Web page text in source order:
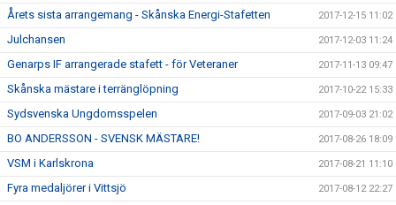
Årets sista arrangemang - Skånska Energi-Stafetten 2017-12-15 11:02
Julchansen 2017-12-03 11:24
Genarps IF arrangerade stafett - för Veteraner 2017-11-13 09:47
Skånska mästare i terränglöpning 2017-10-22 15:33
Sydsvenska Ungdomsspelen 2017-09-03 21:02
BO ANDERSSON - SVENSK MÄSTARE! 2017-08-26 18:09
VSM i Karlskrona 2017-08-21 11:10
Fyra medaljörer i Vittsjö 2017-08-12 22:27